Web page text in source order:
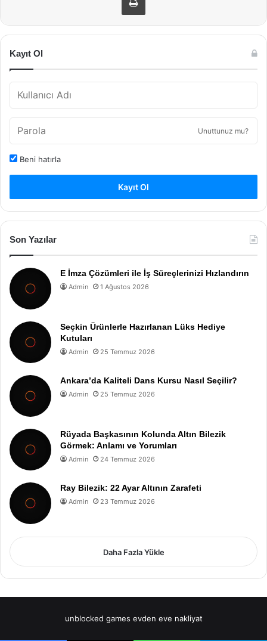
Kayıt Ol
Unuttunuz mu?
Beni hatırla
Kayıt Ol
Son Yazılar
E İmza Çözümleri ile İş Süreçlerinizi Hızlandırın
Admin 1 Ağustos 2026
Seçkin Ürünlerle Hazırlanan Lüks Hediye
Kutuları
Admin 25 Temmuz 2026
Ankara’da Kaliteli Dans Kursu Nasıl Seçilir?
Admin 25 Temmuz 2026
Rüyada Başkasının Kolunda Altın Bilezik
Görmek: Anlamı ve Yorumları
Admin 24 Temmuz 2026
Ray Bilezik: 22 Ayar Altının Zarafeti
Admin 23 Temmuz 2026
Daha Fazla Yükle
unblocked games evden eve nakliyat